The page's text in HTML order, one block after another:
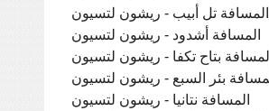
المسافة تل أبيب - ريشون لتسيون
المسافة أشدود - ريشون لتسيون
بتاح تكفا - ريشون لتسيون
بئر السبع - ريشون لتسيون
المسافة نتانيا - ريشون لتسيون